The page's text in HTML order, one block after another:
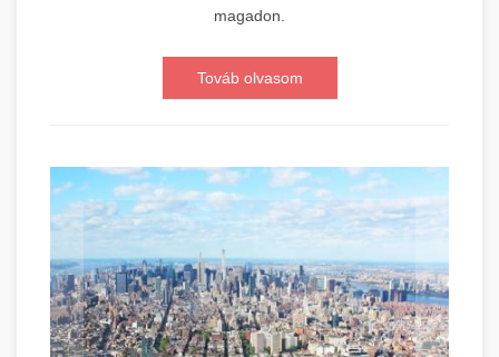
magadon.
Továb olvasom